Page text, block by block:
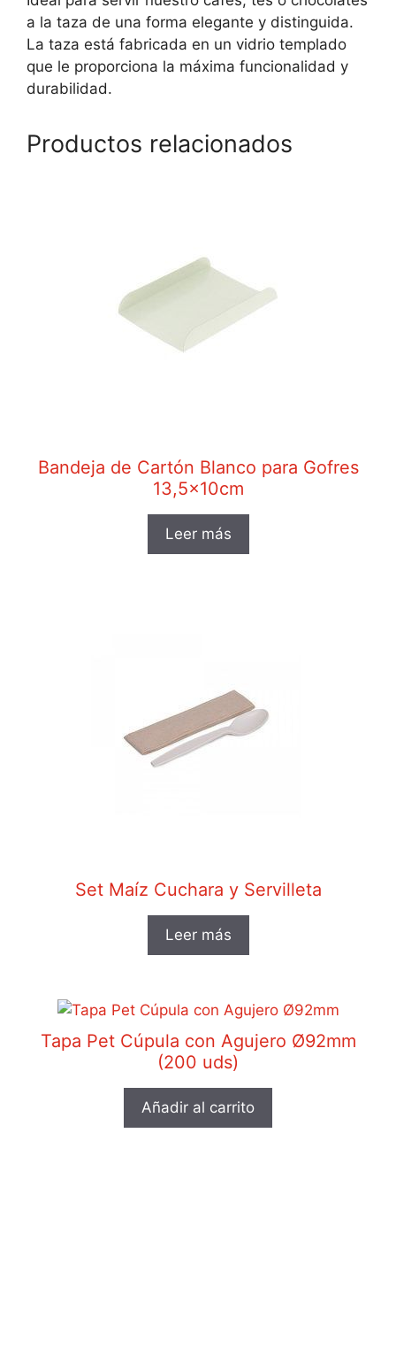
a la taza de una forma elegante y distinguida.
La taza está fabricada en un vidrio templado
que le proporciona la máxima funcionalidad y
durabilidad.
Productos relacionados
Bandeja de Cartón Blanco para Gofres
13,5x10cm
Leer más
Set Maíz Cuchara y Servilleta
Leer más
Tapa Pet Cúpula con Agujero Ø92mm
(200 uds)
Añadir al carrito